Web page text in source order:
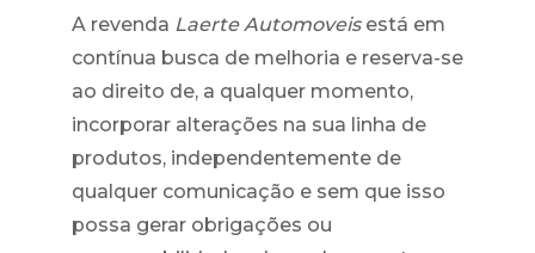
A revenda Laerte Automoveisestá em
contínua busca de melhoria e reserva-se
ao direito de, a qualquer momento,
incorporar alterações na sua linha de
produtos, independentemente de
qualquer comunicação e sem que isso
possa gerar obrigações ou